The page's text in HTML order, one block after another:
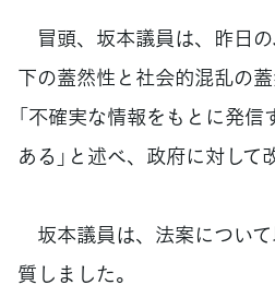
冒頭、坂本議員は、昨日の
下の蓋然性と社会的混乱の蓋
「不確実な情報をもとに発
ある」と述べ、政府に対して
坂本議員は、法案につい
質しました。